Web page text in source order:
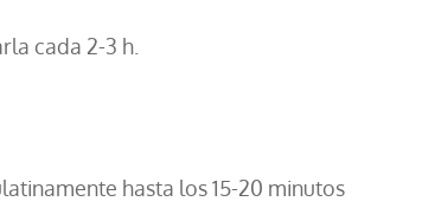
cada 2-3 h.
hasta los 15-20 minutos